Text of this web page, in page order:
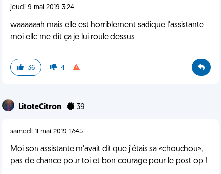
jeudi 9 mai 2019 3:24
waaaaaah mais elle est horriblement sadique l'assistante
moi elle me dit ça je lui roule dessus
36 4
LitoteCitron 39
samedi 11 mai 2019 17:45
Moi son assistante m'avait dit que j'étais sa «chouchou»,
pas de chance pour toi et bon courage pour le post op !